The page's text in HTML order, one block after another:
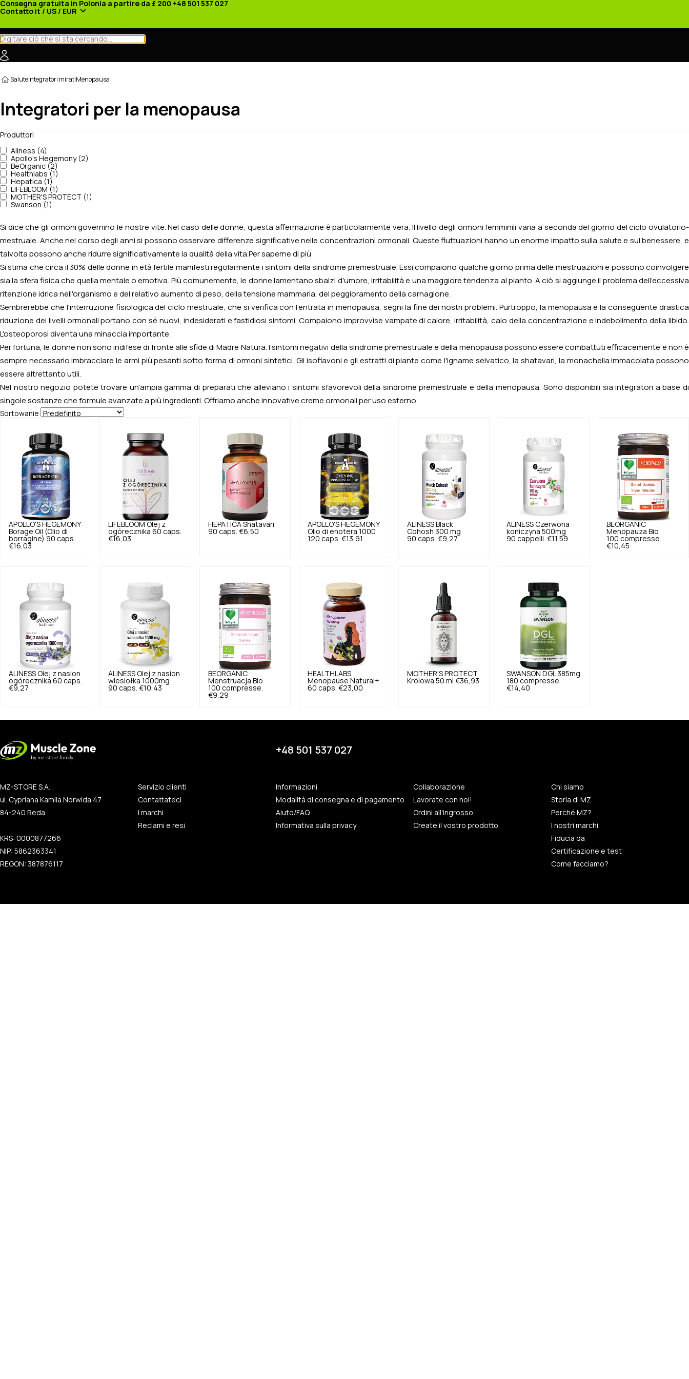
Consegna gratuita in Polonia a partire da £ 200 +48 501 537 027
Contatto it / US / EUR
SaluteIntegratori miratiMenopausa
Integratori per la menopausa
Produttori
Aliness (4)
Apollo's Hegemony (2)
BeOrganic (2)
Healthlabs (1)
Hepatica (1)
LIFEBLOOM (1)
MOTHER'S PROTECT (1)
Swanson (1)
Si dice che gli ormoni governino le nostre vite. Nel caso delle donne, questa affermazione è particolarmente vera. Il livello degli ormoni femminili varia a seconda del giorno del ciclo ovulatorio-
mestruale. Anche nel corso degli anni si possono osservare differenze significative nelle concentrazioni ormonali. Queste fluttuazioni hanno un enorme impatto sulla salute e sul benessere, e
talvolta possono anche ridurre significativamente la qualità della vita. Per saperne di più
Si stima che circa il 30% delle donne in età fertile manifesti regolarmente i sintomi della sindrome premestruale. Essi compaiono qualche giorno prima delle mestruazioni e possono coinvolgere
sia la sfera fisica che quella mentale o emotiva. Più comunemente, le donne lamentano sbalzi d'umore, irritabilità e una maggiore tendenza al pianto. A ciò si aggiunge il problema dell'eccessiva
ritenzione idrica nell'organismo e del relativo aumento di peso, della tensione mammaria, del peggioramento della carnagione.
Sembrerebbe che l'interruzione fisiologica del ciclo mestruale, che si verifica con l'entrata in menopausa, segni la fine dei nostri problemi. Purtroppo, la menopausa e la conseguente drastica
riduzione dei livelli ormonali portano con sé nuovi, indesiderati e fastidiosi sintomi. Compaiono improvvise vampate di calore, irritabilità, calo della concentrazione e indebolimento della libido.
L'osteoporosi diventa una minaccia importante.
Per fortuna, le donne non sono indifese di fronte alle sfide di Madre Natura. I sintomi negativi della sindrome premestruale e della menopausa possono essere combattuti efficacemente e non è
sempre necessario imbracciare le armi più pesanti sotto forma di ormoni sintetici. Gli isoflavoni e gli estratti di piante come l'igname selvatico, la shatavari, la monachella immacolata possono
essere altrettanto utili.
Nel nostro negozio potete trovare un'ampia gamma di preparati che alleviano i sintomi sfavorevoli della sindrome premestruale e della menopausa. Sono disponibili sia integratori a base di
singole sostanze che formule avanzate a più ingredienti. Offriamo anche innovative creme ormonali per uso esterno.
Sortowanie
APOLLO'S HEGEMONY
Borage Oil (Olio di
borragine) 90 caps.
€16,03
LIFEBLOOM Olej z
ogórecznika 60 caps.
€16,03
HEPATICA Shatavari
90 caps. €6,50
APOLLO'S HEGEMONY
Olio di enotera 1000
120 caps. €13,91
ALINESS Black
Cohosh 300 mg
90 caps. €9,27
ALINESS Czerwona
koniczyna 500mg
90 cappelli. €11,59
BEORGANIC
Menopauza Bio
100 compresse.
€10,45
ALINESS Olej z nasion
ogórecznika 60 caps.
€9,27
ALINESS Olej z nasion
wiesiołka 1000mg
90 caps. €10,43
BEORGANIC
Menstruacja Bio
100 compresse.
€9,29
HEALTHLABS
Menopause Natural+
60 caps. €23,00
MOTHER'S PROTECT
Królowa 50 ml €36,93
SWANSON DGL 385mg
180 compresse.
€14,40
+48 501 537 027
MZ-STORE S.A.
ul. Cypriana Kamila Norwida 47
84-240 Reda
KRS: 0000877266
NIP: 5862363341
REGON: 387876117
Servizio clienti
Contattateci
I marchi
Reclami e resi
Informazioni
Modalità di consegna e di pagamento
Aiuto/FAQ
Informativa sulla privacy
Collaborazione
Lavorate con noi!
Ordini all'ingrosso
Create il vostro prodotto
Chi siamo
Storia di MZ
Perché MZ?
I nostri marchi
Fiducia da
Certificazione e test
Come facciamo?